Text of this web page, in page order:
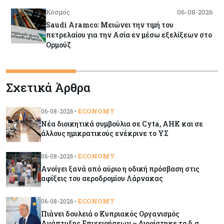
Κόσμος 06-08-2026
Saudi Aramco: Μειώνει την τιμή του
πετρελαίου για την Ασία εν μέσω εξελίξεων στο
Ορμούζ
Κύπρος 06-08-2026
Πιάνει δουλειά ο Κυπριακός Οργανισμός
Ανάπτυξης Επιχειρήσεων – Διορίστηκε το δ.σ.,
Κόσμος
κινηματογραφικών επιδόσεων και της
απουσίας του NBA
Commerzbank: Η Όρλοπ αλλάζει στάση
απέναντι στη UniCredit ενόψει κρίσιμων
Σχετικά Άρθρα
06-08-2026 • ECONOMY
Νέα διοικητικά συμβούλια σε Cyta, AHK και σε
άλλους ημικρατικούς ενέκρινε το ΥΣ
06-08-2026 • ECONOMY
Ανοίγει ξανά από αύριο η οδική πρόσβαση στις
αφίξεις του αεροδρομίου Λάρνακας
06-08-2026 • ECONOMY
Πιάνει δουλειά ο Κυπριακός Οργανισμός